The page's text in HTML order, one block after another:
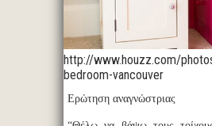
http://www.houzz.com/
bedroom-vancouver
Ερώτηση αναγνώστριας